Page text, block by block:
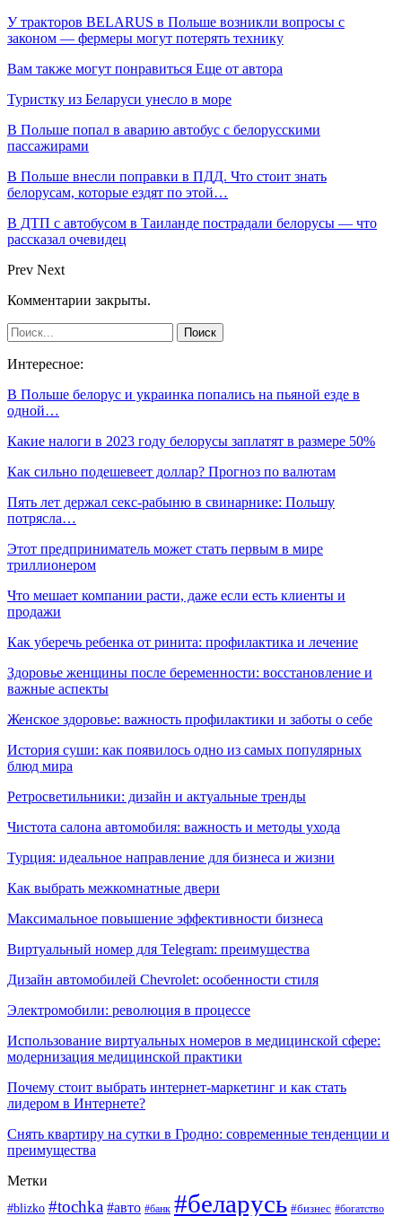
У тракторов BELARUS в Польше возникли вопросы с
законом — фермеры могут потерять технику
Вам также могут понравиться Еще от автора
Туристку из Беларуси унесло в море
В Польше попал в аварию автобус с белорусскими
пассажирами
В Польше внесли поправки в ПДД. Что стоит знать
белорусам, которые ездят по этой…
В ДТП с автобусом в Таиланде пострадали белорусы — что
рассказал очевидец
Prev Next
Комментарии закрыты.
Интересное:
В Польше белорус и украинка попались на пьяной езде в
одной…
Какие налоги в 2023 году белорусы заплатят в размере 50%
Как сильно подешевеет доллар? Прогноз по валютам
Пять лет держал секс-рабыню в свинарнике: Польшу
потрясла…
Этот предприниматель может стать первым в мире
триллионером
Что мешает компании расти, даже если есть клиенты и
продажи
Как уберечь ребенка от ринита: профилактика и лечение
Здоровье женщины после беременности: восстановление и
важные аспекты
Женское здоровье: важность профилактики и заботы о себе
История суши: как появилось одно из самых популярных
блюд мира
Ретросветильники: дизайн и актуальные тренды
Чистота салона автомобиля: важность и методы ухода
Турция: идеальное направление для бизнеса и жизни
Как выбрать межкомнатные двери
Максимальное повышение эффективности бизнеса
Виртуальный номер для Telegram: преимущества
Дизайн автомобилей Chevrolet: особенности стиля
Электромобили: революция в процессе
Использование виртуальных номеров в медицинской сфере:
модернизация медицинской практики
Почему стоит выбрать интернет-маркетинг и как стать
лидером в Интернете?
Снять квартиру на сутки в Гродно: современные тенденции и
преимущества
Метки
#blizko #tochka #авто #банк #беларусь #бизнес #богатство